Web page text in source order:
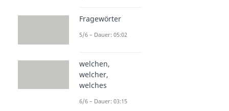
Fragewörter
5/6 – Dauer: 05:02
welchen,
welcher,
welches
6/6 – Dauer: 03:15